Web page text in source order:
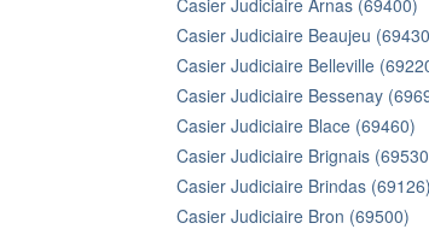
Casier Judiciaire Arnas (69400)
Casier Judiciaire Beaujeu
Casier Judiciaire Belleville
Casier Judiciaire Bessenay
Casier Judiciaire Blace (69460)
Casier Judiciaire Brignais
Casier Judiciaire Brindas
Casier Judiciaire Bron (69500)